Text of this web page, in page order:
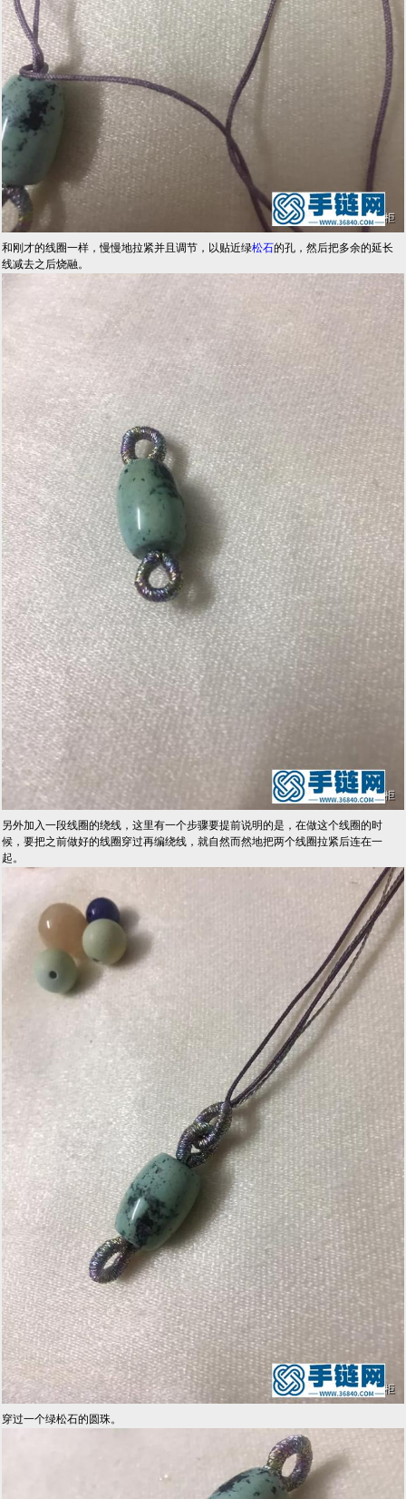
和刚才的线圈一样，慢慢地拉紧并且调节，以贴近绿松石的孔，然后把多余的延长
线减去之后烧融。
另外加入一段线圈的绕线，这里有一个步骤要提前说明的是，在做这个线圈的时
候，要把之前做好的线圈穿过再编绕线，就自然而然地把两个线圈拉紧后连在一
起。
穿过一个绿松石的圆珠。